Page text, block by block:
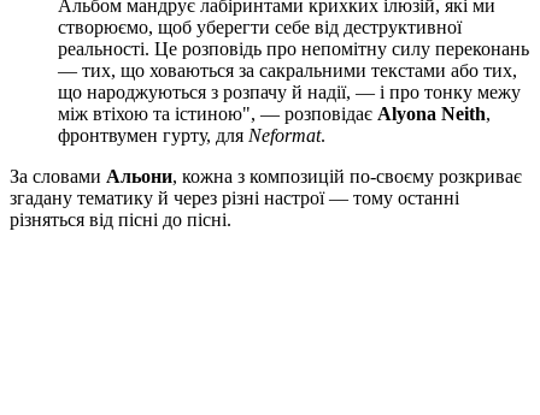
Альбом мандрує лабіринтами крихких ілюзій, які ми
створюємо, щоб уберегти себе від деструктивної
реальності. Це розповідь про непомітну силу переконань
— тих, що ховаються за сакральними текстами або тих,
що народжуються з розпачу й надії, — і про тонку межу
між втіхою та істиною", — розповідає Alyona Neith,
фронтвумен гурту, для Neformat.
За словами Альони, кожна з композицій по-своєму розкриває
згадану тематику й через різні настрої — тому останні
різняться від пісні до пісні.